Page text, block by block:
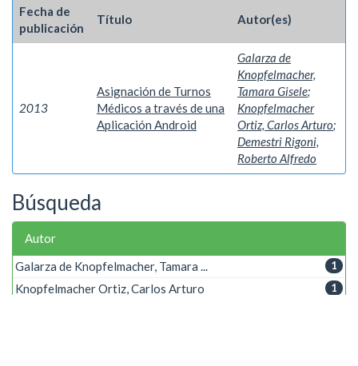
Fecha de
publicación
Título Autor(es)
2013
Asignación de Turnos
Médicos a través de una
Aplicación Android
Galarza de
Knopfelmacher,
Tamara Gisele;
Knopfelmacher
Ortiz, Carlos Arturo;
Demestri Rigoni,
Roberto Alfredo
Búsqueda
Autor
1
Galarza de Knopfelmacher, Tamara ...
1
Knopfelmacher Ortiz, Carlos Arturo